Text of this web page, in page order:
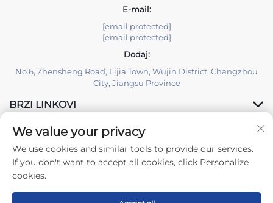
E-mail:
[email protected]
[email protected]
Dodaj:
No.6, Zhensheng Road, Lijia Town, Wujin District, Changzhou
City, Jiangsu Province
BRZI LINKOVI
PROIZVODI
We value your privacy
We use cookies and similar tools to provide our services.
If you don't want to accept all cookies, click Personalize
cookies.